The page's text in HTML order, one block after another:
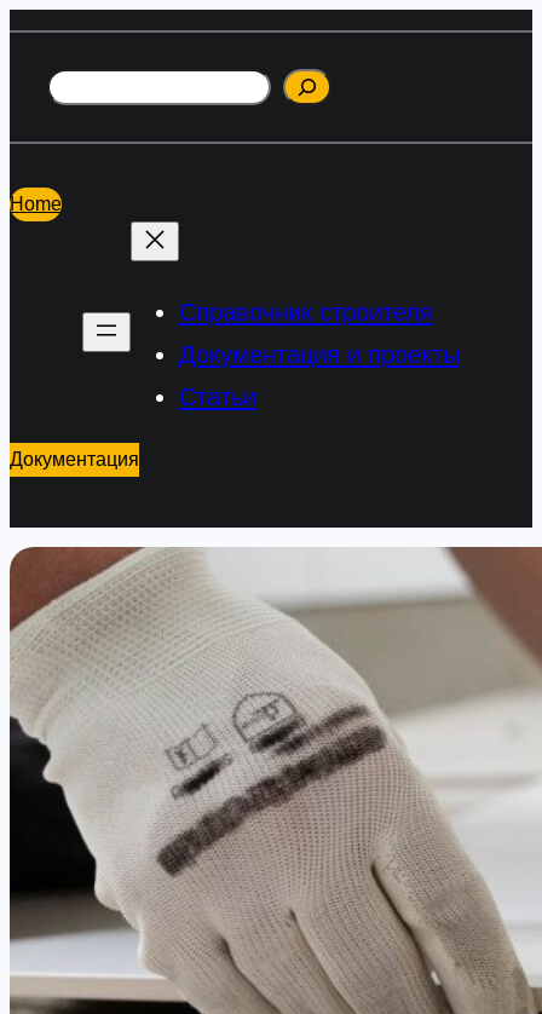
содержимому
Поиск
Home
Справочник строителя
Документация и проекты
Статьи
Документация